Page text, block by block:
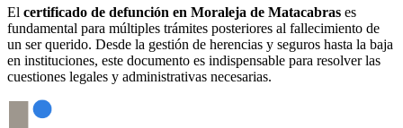
El certificado de defunción en Moraleja de Matacabras es
fundamental para múltiples trámites posteriores al fallecimiento de
un ser querido. Desde la gestión de herencias y seguros hasta la baja
en instituciones, este documento es indispensable para resolver las
cuestiones legales y administrativas necesarias.